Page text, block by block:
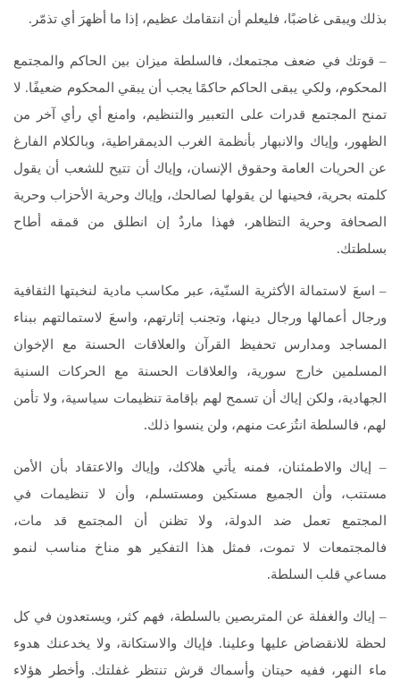
بذلك ويبقى غاضبًا، فليعلم أن انتقامك عظيم، إذا ما أظهرَ أي تذمّر.
– قوتك في ضعف مجتمعك، فالسلطة ميزان بين الحاكم والمجتمع
المحكوم، ولكي يبقى الحاكم حاكمًا يجب أن يبقي المحكوم ضعيفًا. لا
تمنح المجتمع قدرات على التعبير والتنظيم، وامنع أي رأي آخر من
الظهور، وإياك والانبهار بأنظمة الغرب الديمقراطية، وبالكلام الفارغ
عن الحريات العامة وحقوق الإنسان، وإياك أن تتيح للشعب أن يقول
كلمته بحرية، فحينها لن يقولها لصالحك، وإياك وحرية الأحزاب وحرية
الصحافة وحرية التظاهر، فهذا ماردٌ إن انطلق من قمقه أطاح
بسلطتك.
– اسعَ لاستمالة الأكثرية السنّية، عبر مكاسب مادية لنخبتها الثقافية
ورجال أعمالها ورجال دينها، وتجنب إثارتهم، واسعَ لاستمالتهم ببناء
المساجد ومدارس تحفيظ القرآن والعلاقات الحسنة مع الإخوان
المسلمين خارج سورية، والعلاقات الحسنة مع الحركات السنية
الجهادية، ولكن إياك أن تسمح لهم بإقامة تنظيمات سياسية، ولا تأمن
لهم، فالسلطة انتُزعت منهم، ولن ينسوا ذلك.
– إياك والاطمئنان، فمنه يأتي هلاكك، وإياك والاعتقاد بأن الأمن
مستتب، وأن الجميع مستكين ومستسلم، وأن لا تنظيمات في
المجتمع تعمل ضد الدولة، ولا تظنن أن المجتمع قد مات،
فالمجتمعات لا تموت، فمثل هذا التفكير هو مناخ مناسب لنمو
مساعي قلب السلطة.
– إياك والغفلة عن المتربصين بالسلطة، فهم كثر، ويستعدون في كل
لحظة للانقضاض عليها وعلينا. فإياك والاستكانة، ولا يخدعنك هدوء
ماء النهر، ففيه حيتان وأسماك قرش تنتظر غفلتك. وأخطر هؤلاء